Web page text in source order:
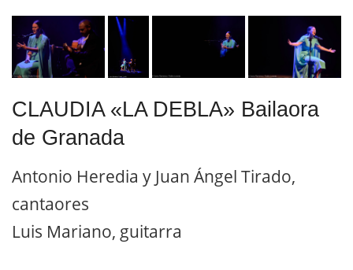
CLAUDIA «LA DEBLA» Bailaora
de Granada
Antonio Heredia y Juan Ángel Tirado,
cantaores
Luis Mariano, guitarra